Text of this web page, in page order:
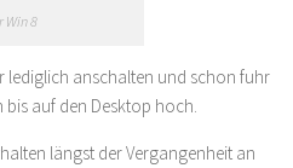
Win 8
lediglich anschalten und schon fuhr
auf den Desktop hoch.
längst der Vergangenheit an